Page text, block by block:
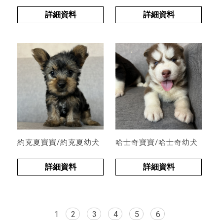
詳細資料 詳細資料
約克夏寶寶/約克夏幼犬
詳細資料
哈士奇寶寶/哈士奇幼犬
詳細資料
1 2 3 4 5 6